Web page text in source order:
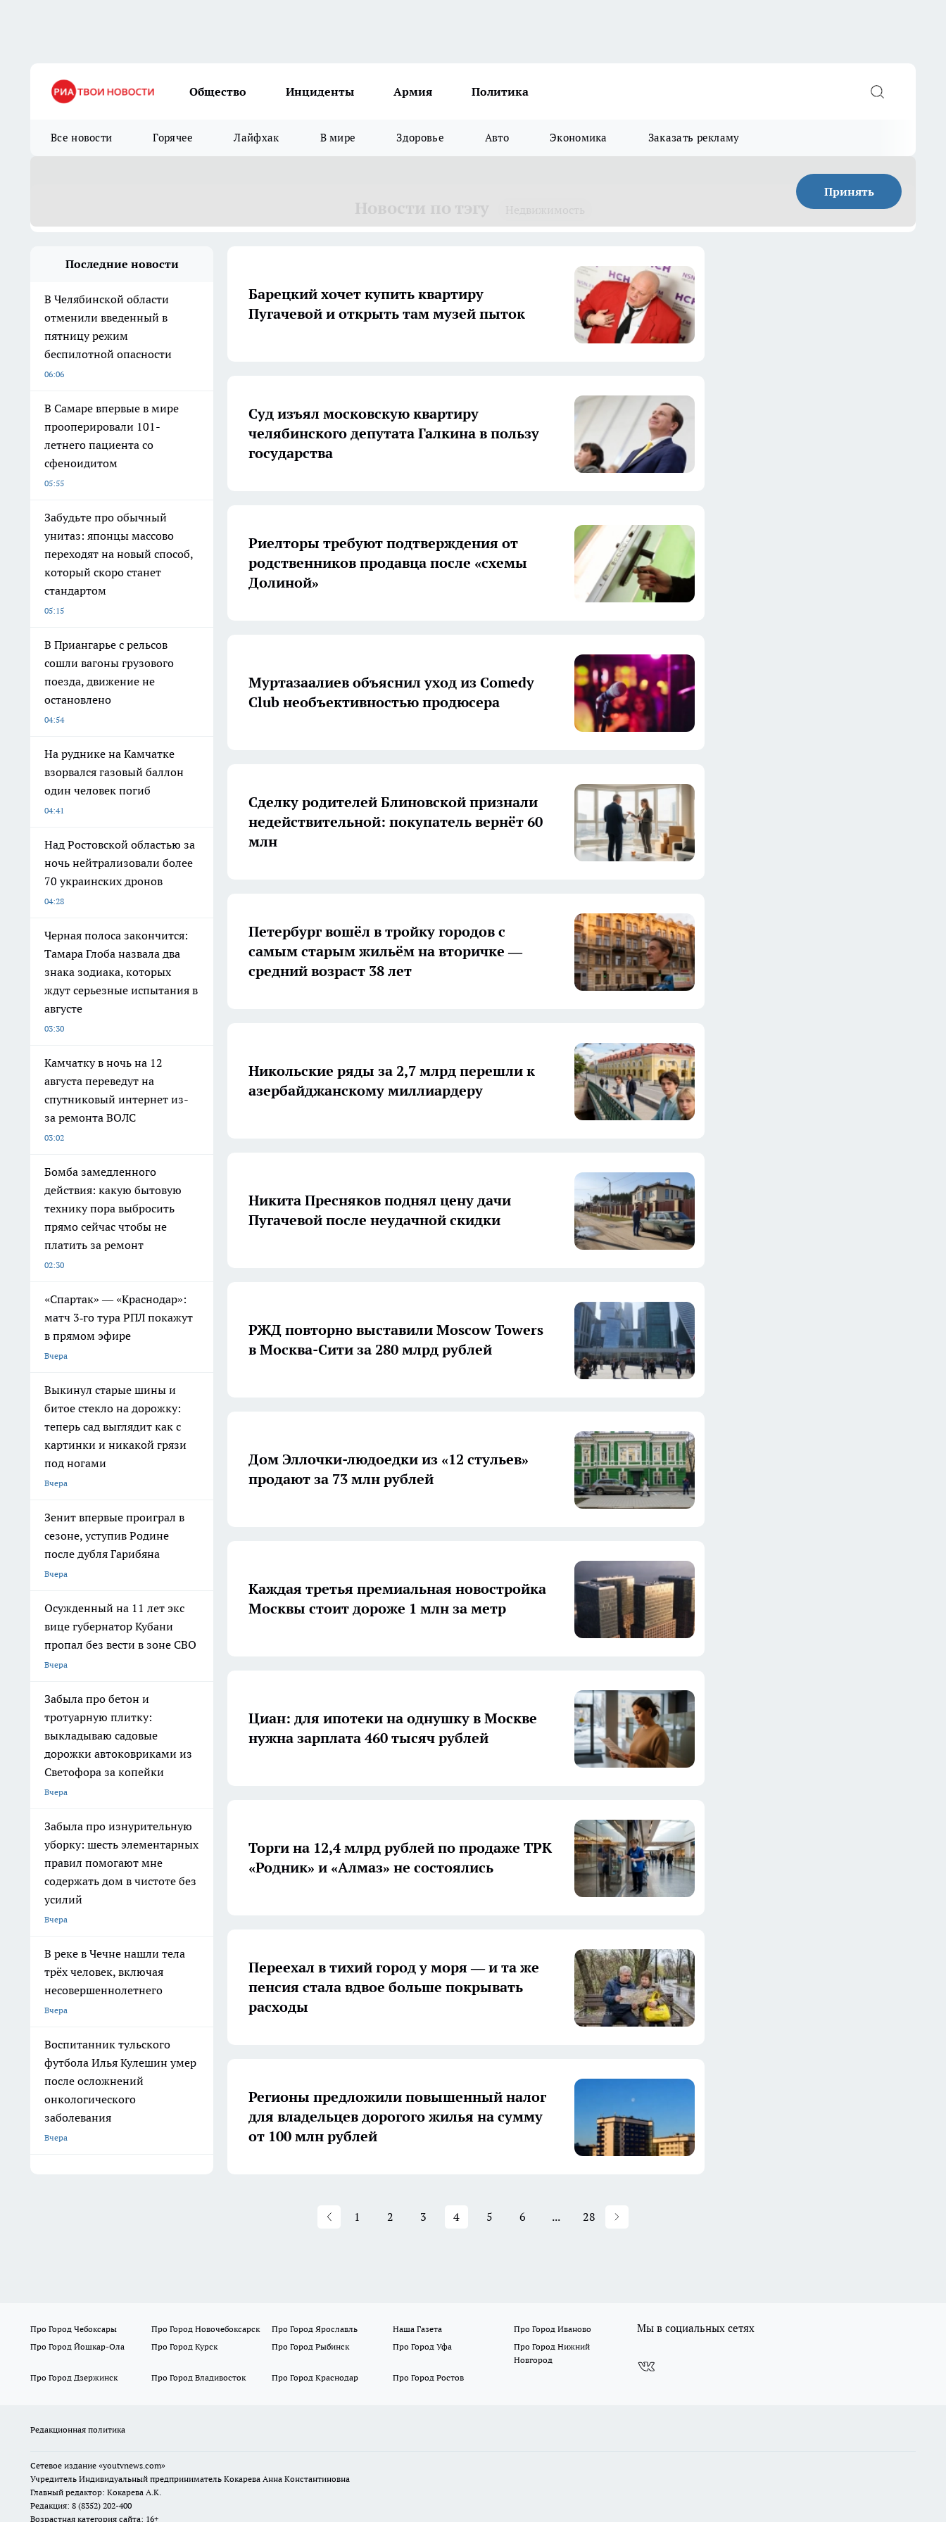
Общество Инциденты Армия Политика
Все новости Горячее Лайфхак В мире Здоровье Авто Экономика Заказать рекламу
Принять
Последние новости
В Челябинской области
отменили введенный в
пятницу режим
беспилотной опасности
06:06
В Самаре впервые в мире
прооперировали 101-
летнего пациента со
сфеноидитом
05:55
Забудьте про обычный
унитаз: японцы массово
переходят на новый способ,
который скоро станет
стандартом
05:15
В Приангарье с рельсов
сошли вагоны грузового
поезда, движение не
остановлено
04:54
На руднике на Камчатке
взорвался газовый баллон
один человек погиб
04:41
Над Ростовской областью за
ночь нейтрализовали более
70 украинских дронов
04:28
Черная полоса закончится:
Тамара Глоба назвала два
знака зодиака, которых
ждут серьезные испытания в
августе
03:30
Камчатку в ночь на 12
августа переведут на
спутниковый интернет из-
за ремонта ВОЛС
03:02
Бомба замедленного
действия: какую бытовую
технику пора выбросить
прямо сейчас чтобы не
платить за ремонт
02:30
«Спартак» — «Краснодар»:
матч 3‑го тура РПЛ покажут
в прямом эфире
Вчера
Выкинул старые шины и
битое стекло на дорожку:
теперь сад выглядит как с
картинки и никакой грязи
под ногами
Вчера
Зенит впервые проиграл в
сезоне, уступив Родине
после дубля Гарибяна
Вчера
Осужденный на 11 лет экс
вице губернатор Кубани
пропал без вести в зоне СВО
Вчера
Забыла про бетон и
тротуарную плитку:
выкладываю садовые
дорожки автоковриками из
Светофора за копейки
Вчера
Забыла про изнурительную
уборку: шесть элементарных
правил помогают мне
содержать дом в чистоте без
усилий
Вчера
В реке в Чечне нашли тела
трёх человек, включая
несовершеннолетнего
Вчера
Воспитанник тульского
футбола Илья Кулешин умер
после осложнений
онкологического
заболевания
Вчера
Барецкий хочет купить квартиру
Пугачевой и открыть там музей пыток
Суд изъял московскую квартиру
челябинского депутата Галкина в пользу
государства
Риелторы требуют подтверждения от
родственников продавца после «схемы
Долиной»
Муртазаалиев объяснил уход из Comedy
Club необъективностью продюсера
Сделку родителей Блиновской признали
недействительной: покупатель вернёт 60
млн
Петербург вошёл в тройку городов с
самым старым жильём на вторичке —
средний возраст 38 лет
Никольские ряды за 2,7 млрд перешли к
азербайджанскому миллиардеру
Никита Пресняков поднял цену дачи
Пугачевой после неудачной скидки
РЖД повторно выставили Moscow Towers
в Москва-Сити за 280 млрд рублей
Дом Эллочки-людоедки из «12 стульев»
продают за 73 млн рублей
Каждая третья премиальная новостройка
Москвы стоит дороже 1 млн за метр
Циан: для ипотеки на однушку в Москве
нужна зарплата 460 тысяч рублей
Торги на 12,4 млрд рублей по продаже ТРК
«Родник» и «Алмаз» не состоялись
Переехал в тихий город у моря — и та же
пенсия стала вдвое больше покрывать
расходы
Регионы предложили повышенный налог
для владельцев дорогого жилья на сумму
от 100 млн рублей
1 2 3 4 5 6 ... 28
Про Город Чебоксары Про Город Новочебоксарск Про Город Ярославль Наша Газета
Про Город Иваново
Про Город Йошкар-Ола
Про Город Курск Про Город Рыбинск Про Город Уфа
Про Город Нижний
Новгород
Про Город Дзержинск
Про Город Владивосток Про Город Краснодар Про Город Ростов
Мы в социальных сетях
Редакционная политика
Сетевое издание «youtvnews.com»
Учредитель Индивидуальный предприниматель Кокарева Анна Константиновна
Главный редактор: Кокарева А.К.
Редакция: 8 (8352) 202-400
Возрастная категория сайта: 16+